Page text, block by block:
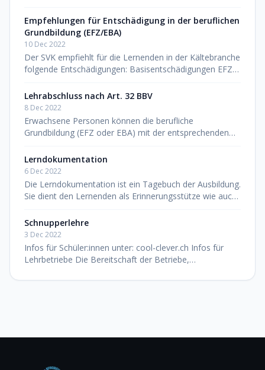
den Abschluss eines «Beruf
Empfehlungen für Entschädigung in der beruflichen
Grundbildung (EFZ/EBA)
10 Dec 2022
Der SVK empfiehlt für die Lernenden in der Kältebranche
folgende Entschädigungen: Basisentschädigungen EFZ
1’200.00 3. Lehrjahr CH
Lehrabschluss nach Art. 32 BBV
8 Dec 2022
Erwachsene Personen können die berufliche
Grundbildung (EFZ oder EBA) mit der entsprechenden
Art. 32). Dazu erforderlich ist di
Lerndokumentation
6 Dec 2022
Die Lerndokumentation ist ein Tagebuch der Ausbildung.
Sie dient den Lernenden als Erinnerungsstütze wie auch
vertiefen, indem
Schnupperlehre
3 Dec 2022
Infos für Schüler:innen unter: cool-clever.ch Infos für
Lehrbetriebe Die Bereitschaft der Betriebe,
Qualität des Berufswahlproze